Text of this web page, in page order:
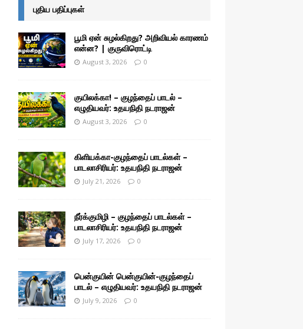
புதிய பதிப்புகள்
பூமி ஏன் சுழல்கிறது? அறிவியல் காரணம்
என்ன? | குருவிரொட்டி
August 3, 2026 0
குயிலக்கா! – குழந்தைப் பாடல் –
எழுதியவர்: உதயநிதி நடராஜன்
August 3, 2026 0
கிளியக்கா-குழந்தைப் பாடல்கள் –
பாடலாசிரியர்: உதயநிதி நடராஜன்
July 21, 2026 0
நீர்க்குமிழி – குழந்தைப் பாடல்கள் –
பாடலாசிரியர்: உதயநிதி நடராஜன்
July 17, 2026 0
பென்குயின் பென்குயின்-குழந்தைப்
பாடல் – எழுதியவர்: உதயநிதி நடராஜன்
July 9, 2026 0